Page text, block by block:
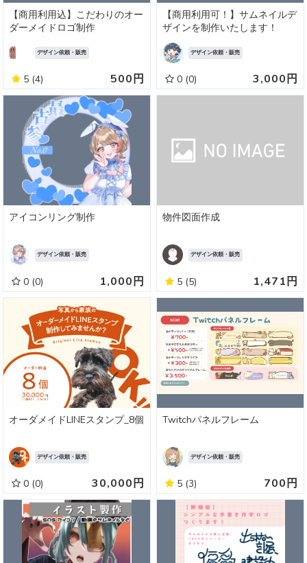
【商用利用込】こだわりのオー
ダーメイドロゴ制作
デザイン依頼・販売
5 (4) 500円
【商用利用可！】サムネイルデ
ザインを制作いたします！
デザイン依頼・販売
0 (0) 3,000円
アイコンリング制作
デザイン依頼・販売
0 (0) 1,000円
物件図面作成
デザイン依頼・販売
5 (5) 1,471円
オーダメイドLINEスタンプ_8個
デザイン依頼・販売
0 (0) 30,000円
Twitchパネルフレーム
デザイン依頼・販売
5 (3) 700円